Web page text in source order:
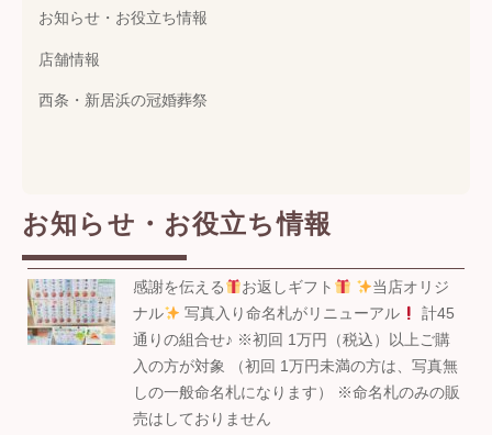
お知らせ・お役立ち情報
店舗情報
西条・新居浜の冠婚葬祭
お知らせ・お役立ち情報
感謝を伝える お返しギフト
当店オリジ
ナル
写真入り命名札がリニューアル
計45
通りの組合せ♪ ※初回 1万円（税込）以上ご購
入の方が対象 （初回 1万円未満の方は、写真無
しの一般命名札になります） ※命名札のみの販
売はしておりません